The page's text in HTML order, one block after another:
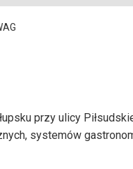
przy ulicy
systemów